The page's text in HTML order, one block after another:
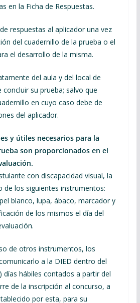
en la Ficha de Respuestas.
respuestas al aplicador una vez
del cuadernillo de la prueba o el
el desarrollo de la misma.
del aula y del local de
su prueba; salvo que
en cuyo caso debe de
del aplicador.
y útiles necesarios para la
son proporcionados en el
con discapacidad visual, la
de los siguientes instrumentos:
blanco, lupa, ábaco, marcador y
de los mismos el día del
de otros instrumentos, los
a la DIED dentro del
días hábiles contados a partir del
de la inscripción al concurso, a
por esta, para su